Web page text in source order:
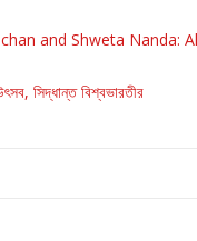
and Shweta Nanda:
সিদ্ধান্ত বিশ্বভারতীর